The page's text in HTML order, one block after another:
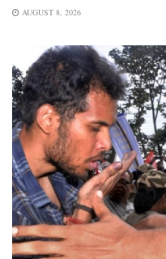
AUGUST 8, 2026